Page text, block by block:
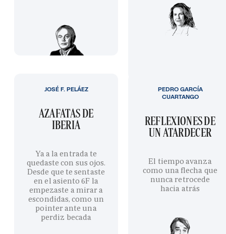
AZAFATAS DE
IBERIA
Ya a la entrada te
quedaste con sus ojos.
Desde que te sentaste
en el asiento 6F la
empezaste a mirar a
escondidas, como un
pointer ante una
perdiz becada
JOSÉ F. PELÁEZ
REFLEXIONES DE
UN ATARDECER
El tiempo avanza
como una flecha que
nunca retrocede
hacia atrás
PEDRO GARCÍA
CUARTANGO